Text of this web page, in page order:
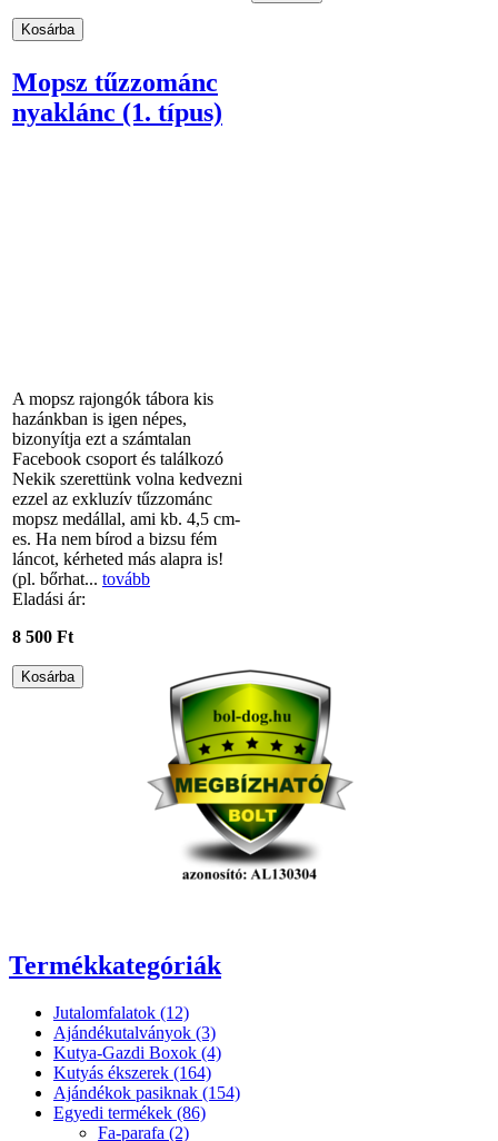
Mopsz tűzzománc
nyaklánc (1. típus)
A mopsz rajongók tábora kis
hazánkban is igen népes,
bizonyítja ezt a számtalan
Facebook csoport és találkozó
Nekik szerettünk volna kedvezni
ezzel az exkluzív tűzzománc
mopsz medállal, ami kb. 4,5 cm-
es. Ha nem bírod a bizsu fém
láncot, kérheted más alapra is!
(pl. bőrhat... tovább
Eladási ár:
8 500 Ft
Termékkategóriák
Jutalomfalatok (12)
Ajándékutalványok (3)
Kutya-Gazdi Boxok (4)
Kutyás ékszerek (164)
Ajándékok pasiknak (154)
Egyedi termékek (86)
Fa-parafa (2)